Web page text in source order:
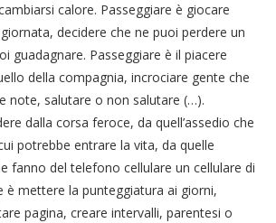
calore. Passeggiare è giocare
decidere che ne puoi perdere un
guadagnare. Passeggiare è il piacere
della compagnia, incrociare gente che
note, salutare o non salutare (…).
dalla corsa feroce, da quell’assedio che
potrebbe entrare la vita, da quelle
fanno del telefono cellulare un cellulare di
è mettere la punteggiatura ai giorni,
pagina, creare intervalli, parentesi o